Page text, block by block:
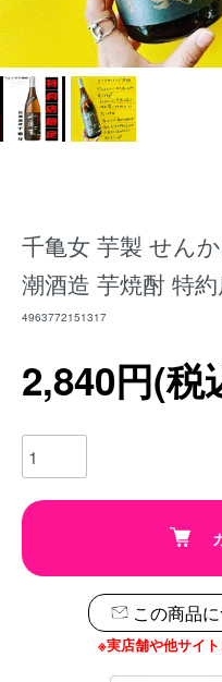
千亀女 芋製 せん
潮酒造 芋焼酎 特
4963772151317
2,840円(税
この商品
※実店舗や他サイト